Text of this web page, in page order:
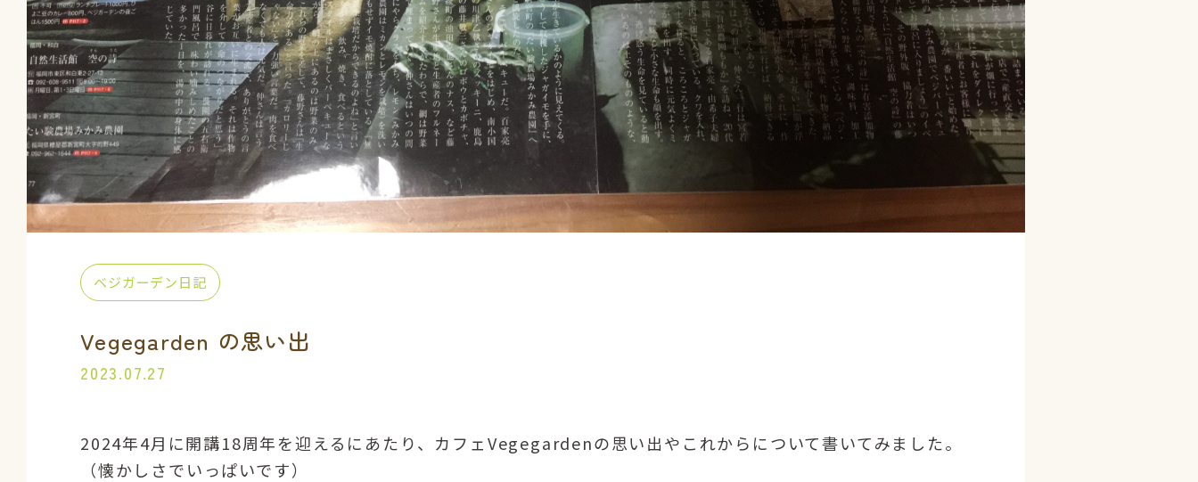
ベジガーデン日記
Vegegarden の思い出
2023.07.27
2024年4月に開講18周年を迎えるにあたり、カフェVegegardenの思い出やこれからについて書いてみました。
（懐かしさでいっぱいです）